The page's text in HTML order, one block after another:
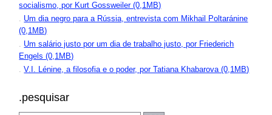
socialismo, por Kurt Gossweiler (0,1MB)
. Um dia negro para a Rússia, entrevista com Mikhail Poltaránine
(0,1MB)
. Um salário justo por um dia de trabalho justo, por Friederich
Engels (0,1MB)
.V.I. Lénine, a filosofia e o poder, por Tatiana Khabarova (0,1MB)
.pesquisar